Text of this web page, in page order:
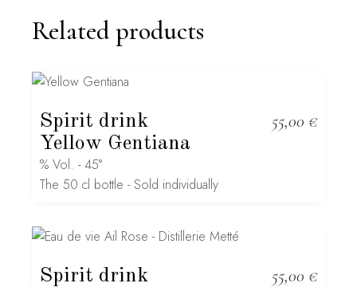
Related products
Spirit drink
Yellow Gentiana
55,00 €
% Vol. - 45°
The 50 cl bottle - Sold individually
Spirit drink
55,00 €